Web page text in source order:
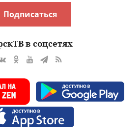
Подписаться
в соцсетях